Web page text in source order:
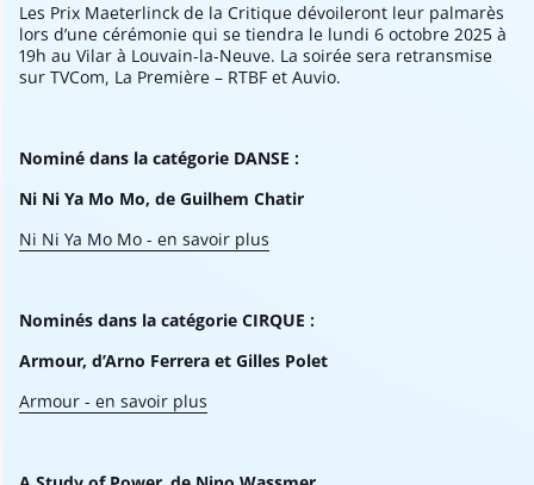
Les Prix Maeterlinck de la Critique dévoileront leur palmarès
lors d’une cérémonie qui se tiendra le lundi 6 octobre 2025 à
19h au Vilar à Louvain-la-Neuve. La soirée sera retransmise
sur TVCom, La Première – RTBF et Auvio.
Nominé dans la catégorie DANSE :
Ni Ni Ya Mo Mo, de Guilhem Chatir
Ni Ni Ya Mo Mo - en savoir plus
Nominés dans la catégorie CIRQUE :
Armour, d’Arno Ferrera et Gilles Polet
Armour - en savoir plus